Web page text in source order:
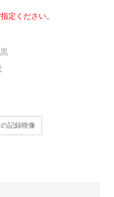
定ください。
記録映像